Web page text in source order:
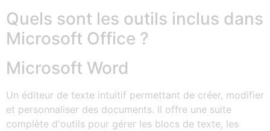
Quels sont les outils inclus dans
Microsoft Office ?
Microsoft Word
Un éditeur de texte intuitif permettant de créer, modifier
et personnaliser des documents. Il offre une suite
complète d'outils pour gérer les blocs de texte, les